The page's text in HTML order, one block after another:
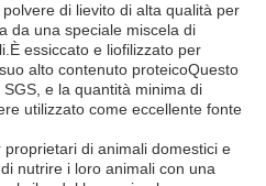
di lievito di alta qualità per
da una speciale miscela di
essiccato e liofilizzato per
alto contenuto proteicoQuesto
e la quantità minima di
utilizzato come eccellente fonte
di animali domestici e
nutrire i loro animali con una